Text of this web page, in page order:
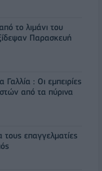
το λιμάνι του
Παρασκευή
Γαλλία : Οι εμπειρίες
από τα πύρινα
τους επαγγελματίες